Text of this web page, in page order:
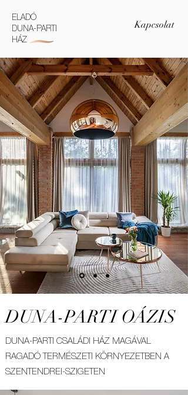
ELADÓ
DUNA-PARTI
HÁZ
Kapcsolat
DUNA-PARTI OÁZIS
DUNA-PARTI CSALÁDI HÁZ MAGÁVAL
RAGADÓ TERMÉSZETI KÖRNYEZETBEN A
SZENTENDREI-SZIGETEN